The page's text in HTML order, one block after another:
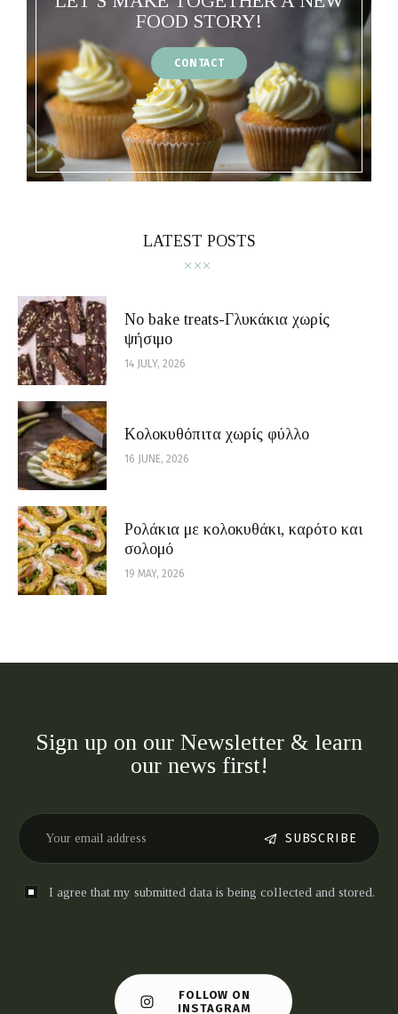
FOOD STORY!
CONTACT
LATEST POSTS
No bake treats-Γλυκάκια χωρίς
ψήσιμο
14 JULY, 2026
Κολοκυθόπιτα χωρίς φύλλο
16 JUNE, 2026
Ρολάκια με κολοκυθάκι, καρότο και
σολομό
19 MAY, 2026
Sign up on our Newsletter & learn
our news first!
SUBSCRIBE
I agree that my submitted data is being collected and stored.
FOLLOW ON
INSTAGRAM